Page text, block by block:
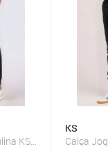
KS Slim Tecido Dry
KS
Calça